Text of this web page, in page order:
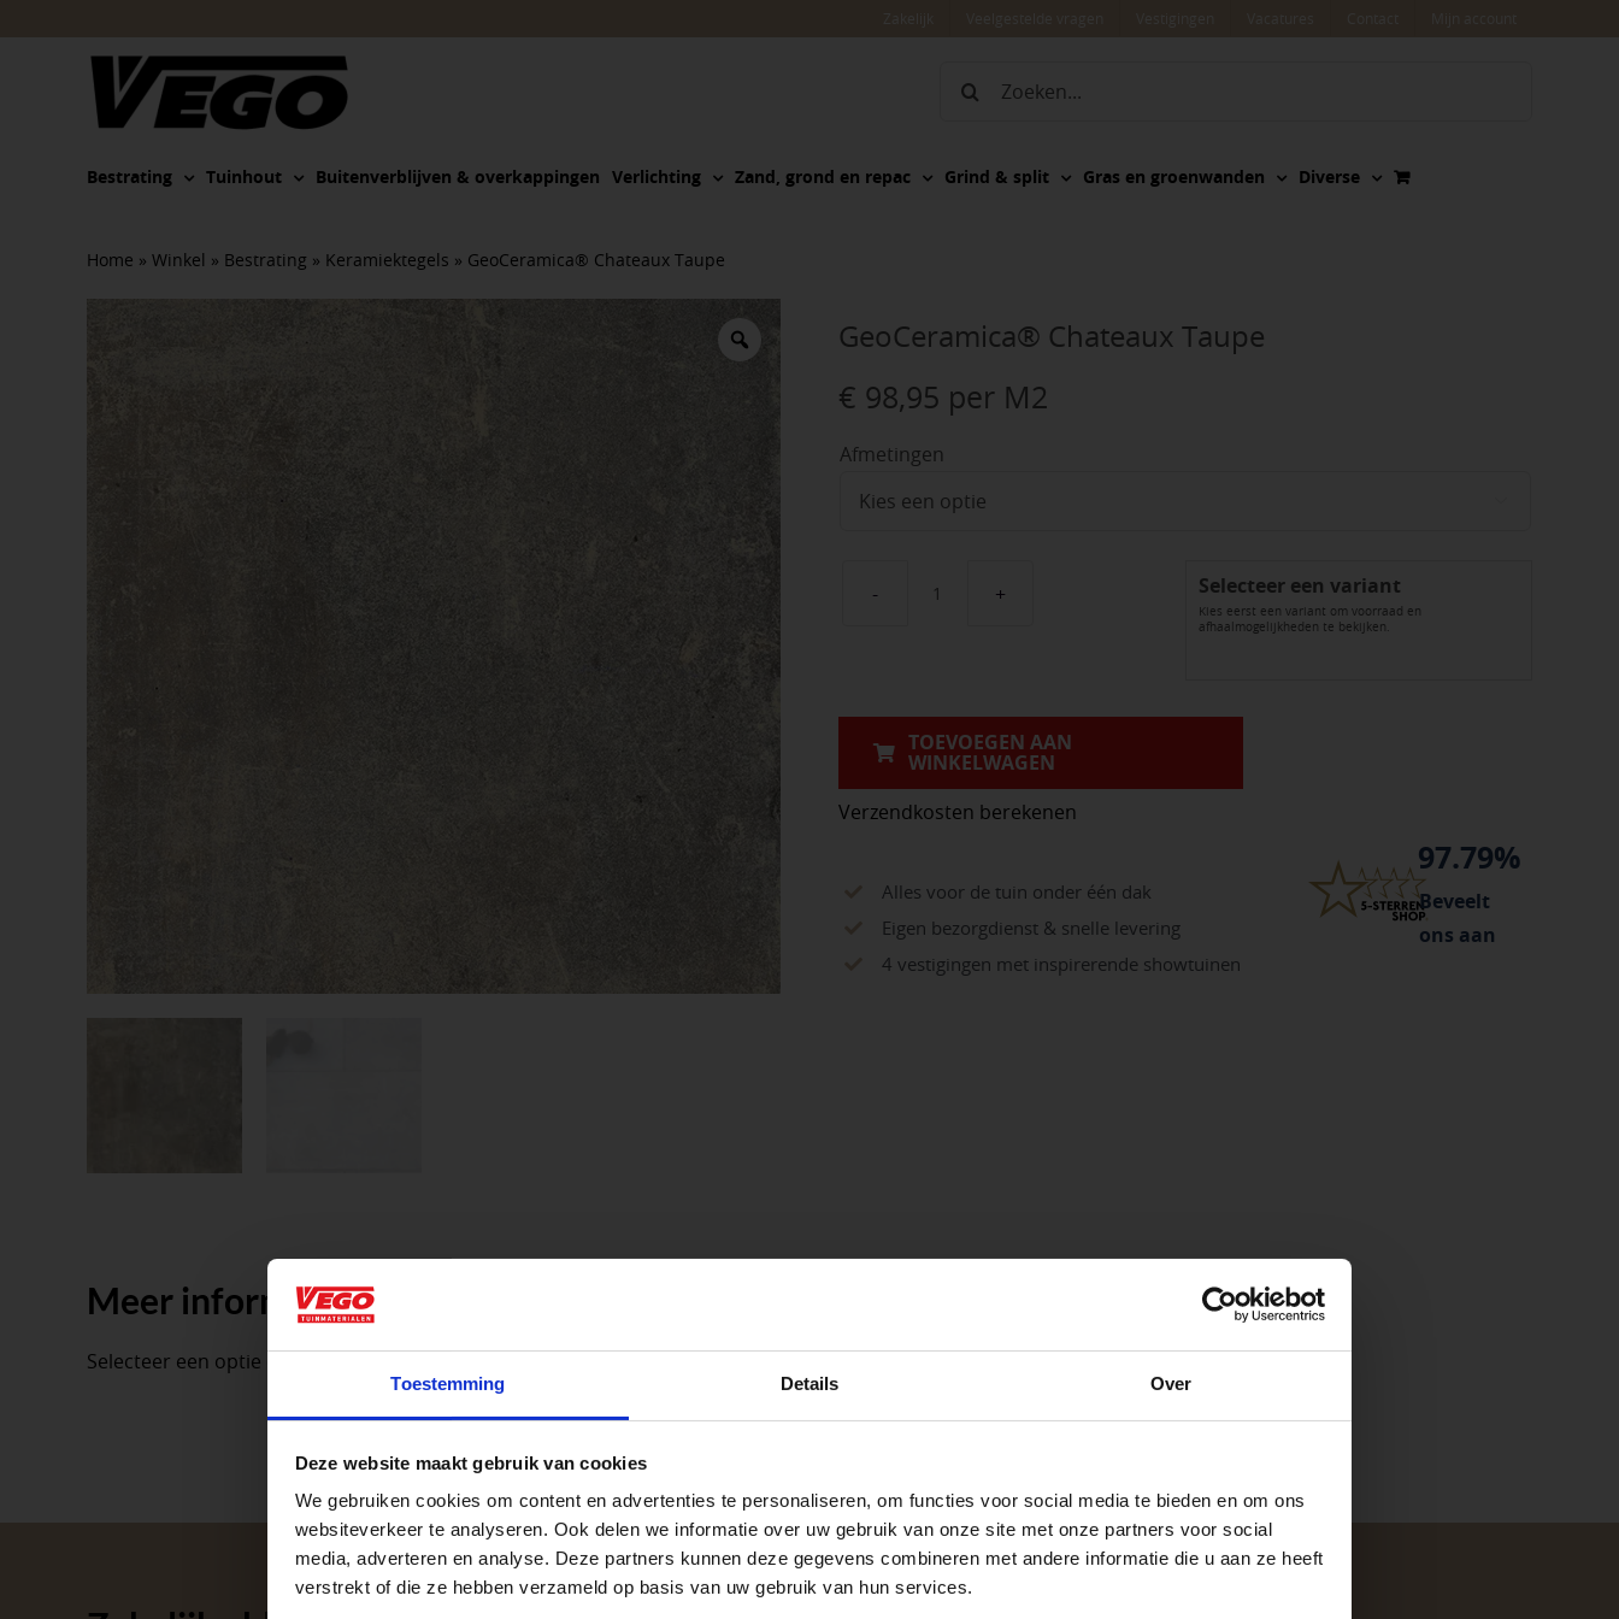
Toestemming Details Over
Deze website maakt gebruik van cookies
We gebruiken cookies om content en advertenties te personaliseren, om functies voor social media te bieden en om ons
websiteverkeer te analyseren. Ook delen we informatie over uw gebruik van onze site met onze partners voor social
media, adverteren en analyse. Deze partners kunnen deze gegevens combineren met andere informatie die u aan ze heeft
verstrekt of die ze hebben verzameld op basis van uw gebruik van hun services.
Zoeken
Bestrating Tuinhout Buitenverblijven & overkappingen Verlichting Zand, grond en repac Grind & split Gras en groenwanden Diverse
Home » Winkel » Bestrating » Keramiektegels » GeoCeramica® Chateaux Taupe
GeoCeramica® Chateaux Taupe
€ 98,95 per M2
Afmetingen
GeoCeramica®
Selecteer een variant
Kies eerst een variant om voorraad en
afhaalmogelijkheden te bekijken.
TOEVOEGEN AAN
WINKELWAGEN
Verzendkosten berekenen
Alles voor de tuin onder één dak
Eigen bezorgdienst & snelle levering
4 vestigingen met inspirerende showtuinen
97.79%
Beveelt
ons aan
Meer informatie
Selecteer een optie om de productinformatie te tonen.Aangepaste openingstijden tijdens de vakantieperiode
op zaterdag. Bekijk de vestigingspagina voor de actuele openingstijden.
Afsluiting Papendrechtse Brug